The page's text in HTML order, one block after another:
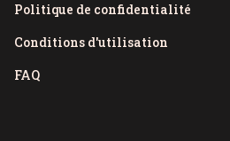
Politique de confidentialité
Conditions d'utilisation
FAQ